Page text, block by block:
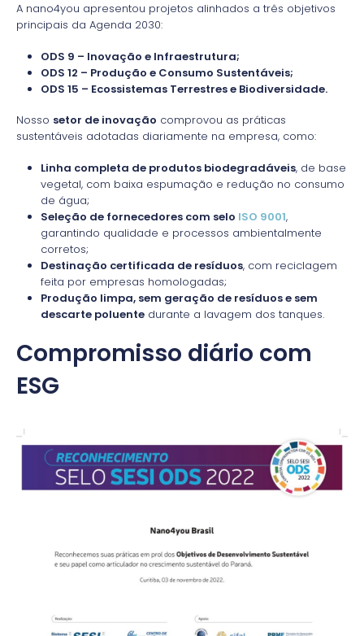
A nano4you apresentou projetos alinhados a três objetivos
principais da Agenda 2030:
ODS 9 – Inovação e Infraestrutura;
ODS 12 – Produção e Consumo Sustentáveis;
ODS 15 – Ecossistemas Terrestres e Biodiversidade.
Nosso setor de inovação comprovou as práticas
sustentáveis adotadas diariamente na empresa, como:
Linha completa de produtos biodegradáveis, de base
vegetal, com baixa espumação e redução no consumo
de água;
Seleção de fornecedores com selo ISO 9001,
garantindo qualidade e processos ambientalmente
corretos;
Destinação certificada de resíduos, com reciclagem
feita por empresas homologadas;
Produção limpa, sem geração de resíduos e sem
descarte poluentedurante a lavagem dos tanques.
Compromisso diário com
ESG